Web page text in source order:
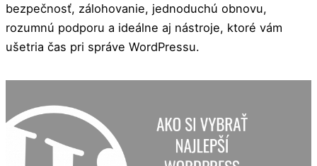
bezpečnosť, zálohovanie, jednoduchú obnovu,
rozumnú podporu a ideálne aj nástroje, ktoré vám
ušetria čas pri správe WordPressu.